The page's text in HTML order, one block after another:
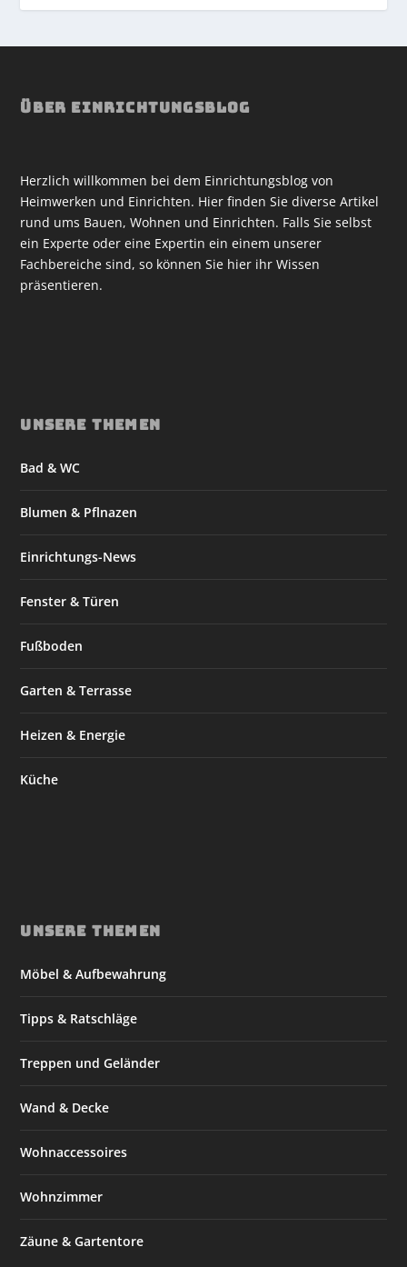
ÜBER EINRICHTUNGSBLOG
Herzlich willkommen bei dem Einrichtungsblog von
Heimwerken und Einrichten. Hier finden Sie diverse Artikel
rund ums Bauen, Wohnen und Einrichten. Falls Sie selbst
ein Experte oder eine Expertin ein einem unserer
Fachbereiche sind, so können Sie hier ihr Wissen
präsentieren.
UNSERE THEMEN
Bad & WC
Blumen & Pflnazen
Einrichtungs-News
Fenster & Türen
Fußboden
Garten & Terrasse
Heizen & Energie
Küche
UNSERE THEMEN
Möbel & Aufbewahrung
Tipps & Ratschläge
Treppen und Geländer
Wand & Decke
Wohnaccessoires
Wohnzimmer
Zäune & Gartentore